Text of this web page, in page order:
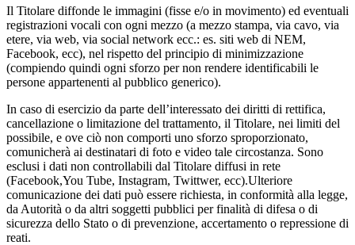
Il Titolare diffonde le immagini (fisse e/o in movimento) ed eventuali
registrazioni vocali con ogni mezzo (a mezzo stampa, via cavo, via
etere, via web, via social network ecc.: es. siti web di NEM,
Facebook, ecc), nel rispetto del principio di minimizzazione
(compiendo quindi ogni sforzo per non rendere identificabili le
persone appartenenti al pubblico generico).
In caso di esercizio da parte dell’interessato dei diritti di rettifica,
cancellazione o limitazione del trattamento, il Titolare, nei limiti del
possibile, e ove ciò non comporti uno sforzo sproporzionato,
comunicherà ai destinatari di foto e video tale circostanza. Sono
esclusi i dati non controllabili dal Titolare diffusi in rete
(Facebook,You Tube, Instagram, Twittwer, ecc).Ulteriore
comunicazione dei dati può essere richiesta, in conformità alla legge,
da Autorità o da altri soggetti pubblici per finalità di difesa o di
sicurezza dello Stato o di prevenzione, accertamento o repressione di
reati.